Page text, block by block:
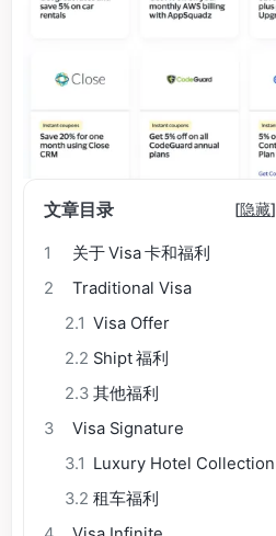
文章目录 [隐藏]
1
关于 Visa 卡和福利
2
Traditional Visa
2.1 Visa Offer
2.2 Shipt 福利
2.3 其他福利
3
Visa Signature
3.1 Luxury Hotel Collection
3.2 租车福利